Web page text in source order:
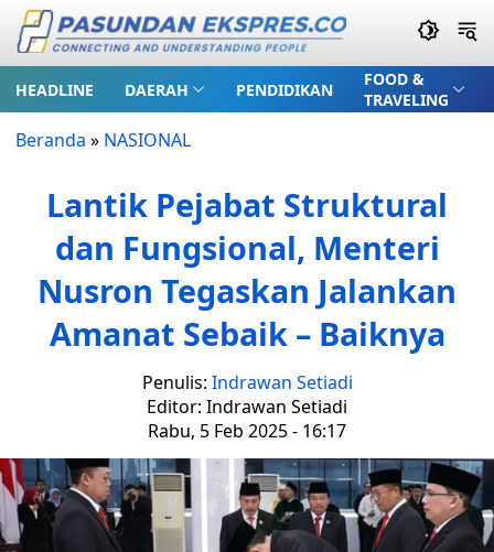
HEADLINE DAERAH PENDIDIKAN
FOOD &
TRAVELING
Beranda » NASIONAL
Lantik Pejabat Struktural
dan Fungsional, Menteri
Nusron Tegaskan Jalankan
Amanat Sebaik – Baiknya
Penulis: Indrawan Setiadi
Editor: Indrawan Setiadi
Rabu, 5 Feb 2025 - 16:17